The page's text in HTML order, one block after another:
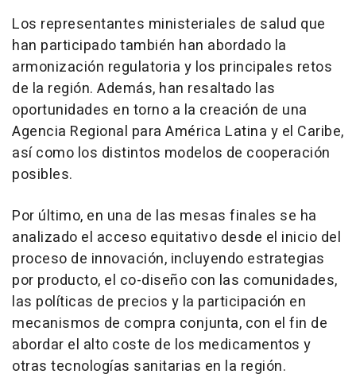
Los representantes ministeriales de salud que
han participado también han abordado la
armonización regulatoria y los principales retos
de la región. Además, han resaltado las
oportunidades en torno a la creación de una
Agencia Regional para América Latina y el Caribe,
así como los distintos modelos de cooperación
posibles.
Por último, en una de las mesas finales se ha
analizado el acceso equitativo desde el inicio del
proceso de innovación, incluyendo estrategias
por producto, el co-diseño con las comunidades,
las políticas de precios y la participación en
mecanismos de compra conjunta, con el fin de
abordar el alto coste de los medicamentos y
otras tecnologías sanitarias en la región.